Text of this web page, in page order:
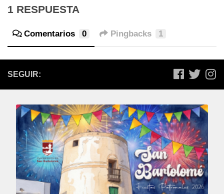
1 RESPUESTA
Comentarios 0 Pingbacks 1
SEGUIR: